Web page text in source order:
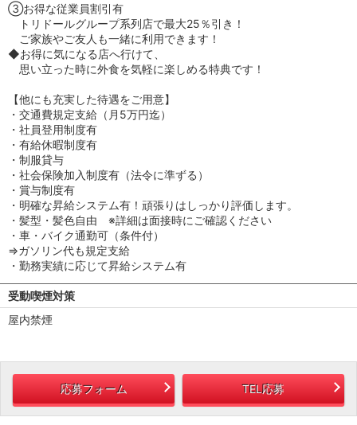
③お得な従業員割引有
トリドールグループ系列店で最大25％引き！
ご家族やご友人も一緒に利用できます！
◆お得に気になる店へ行けて、
思い立った時に外食を気軽に楽しめる特典です！
【他にも充実した待遇をご用意】
・交通費規定支給（月5万円迄）
・社員登用制度有
・有給休暇制度有
・制服貸与
・社会保険加入制度有（法令に準ずる）
・賞与制度有
・明確な昇給システム有！頑張りはしっかり評価します。
・髪型・髪色自由 ※詳細は面接時にご確認ください
・車・バイク通勤可（条件付）
⇒ガソリン代も規定支給
・勤務実績に応じて昇給システム有
受動喫煙対策
屋内禁煙
応募フォーム TEL応募